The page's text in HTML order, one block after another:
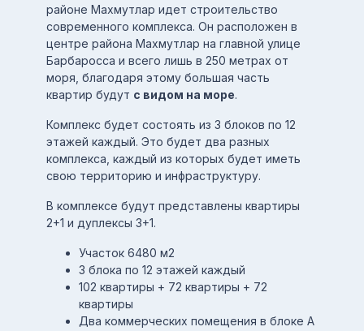
районе Махмутлар идет строительство
современного комплекса. Он расположен в
центре района Махмутлар на главной улице
Барбаросса и всего лишь в 250 метрах от
моря, благодаря этому большая часть
квартир будут с видом на море.
Комплекс будет состоять из 3 блоков по 12
этажей каждый. Это будет два разных
комплекса, каждый из которых будет иметь
свою территорию и инфраструктуру.
В комплексе будут представлены квартиры
2+1 и дуплексы 3+1.
Участок 6480 м2
3 блока по 12 этажей каждый
102 квартиры + 72 квартиры + 72
квартиры
Два коммерческих помещения в блоке А